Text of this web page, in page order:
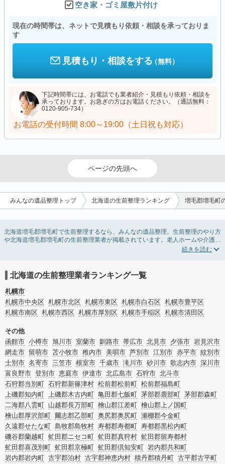
空き家・ゴミ屋敷片付け
現在の時間帯は、ネットで見積もり依頼・相談を承っておりま
す
見積もり・相談をする（無料）
下記時間帯には、お電話でも業者紹介・見積もり依頼・相談を
承っております。お急ぎの方はお電話ください。（通話無料：
0120-905-734）
お電話の受付時間 8:00～19:00（土日祝も対応）
ページの先頭へ
みんなの遺品整理トップ 北海道の生前整理ランキング 増毛郡増毛町
北海道増毛郡増毛町で生前整理するなら、みんなの遺品整理。生前整理のやり方
や北海道増毛郡増毛町の生前整理業者が掲載されています。老人ホームや介護施
設入居に伴う不用品の処分・回収・引き取りから、在宅介護の介護整理や福祉住
などのオプションサービスで絞り込み検索を利用してみましょう。
またお役立ち情報も豊富なので終活でエンディングノートの選び方や、整理整
頓・老前整理・生前整理のコツについてもチェックしてみてください。
北海道の生前整理業者ランキング一覧
札幌市
札幌市中央区 札幌市北区 札幌市東区 札幌市白石区 札幌市豊平区
札幌市南区 札幌市西区 札幌市厚別区 札幌市手稲区 札幌市清田区
その他
函館市 小樽市 旭川市 室蘭市 釧路市 帯広市 北見市 夕張市 岩見沢市
網走市 留萌市 苫小牧市 稚内市 美唄市 芦別市 江別市 赤平市 紋別市
士別市 名寄市 三笠市 根室市 千歳市 滝川市 砂川市 歌志内市 深川市
富良野市 登別市 恵庭市 伊達市 北広島市 石狩市 北斗市
石狩郡当別町 石狩郡新篠津村 松前郡松前町 松前郡福島町
上磯郡知内町 上磯郡木古内町 亀田郡七飯町 茅部郡鹿部町 茅部郡森町
二海郡八雲町 山越郡長万部町 檜山郡江差町 檜山郡上ノ国町
檜山郡厚沢部町 爾志郡乙部町 奥尻郡奥尻町 瀬棚郡今金町
久遠郡せたな町 島牧郡島牧村 寿都郡寿都町 寿都郡黒松内町
磯谷郡蘭越町 虻田郡ニセコ町 虻田郡真狩村 虻田郡留寿都村
虻田郡喜茂別町 虻田郡京極町 虻田郡倶知安町 岩内郡共和町
岩内郡岩内町 古宇郡泊村 古宇郡神恵内村 積丹郡積丹町 古平郡古平町